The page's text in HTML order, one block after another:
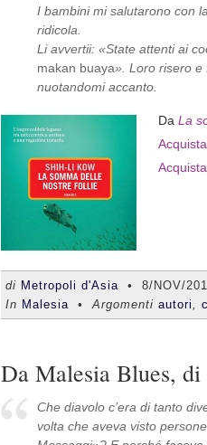
I bambini mi salutarono con
ridicola.
Li avvertii: «State attenti ai
makan buaya». Loro risero e
nuotandomi accanto.
Da La
di Metropoli d'Asia • 8/NOV/
In Malesia • Argomenti autori,
Da Malesia Blues,
Che diavolo c’era di tanto
volta che aveva visto